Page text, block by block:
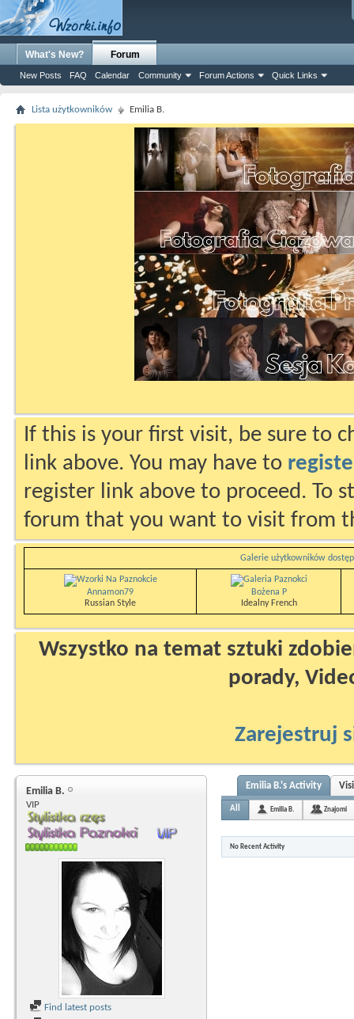
What's New? Forum
New Posts FAQ Calendar Community Forum Actions Quick Links
Lista użytkowników Emilia B.
If this is your first visit, be sure to
link above. You may have to
register link above to proceed. To
forum that you want to visit from
Galerie użytkowników
Annamon79
Russian Style
Bożena P
Idealny French
Wszystko na temat sztuki
porady,
Zarejestruj
Emilia B.
VIP
Find latest posts
Emilia B.'s Activity
All Emilia B. Znajomi
No Recent Activity